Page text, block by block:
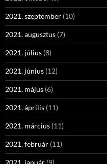
2021. szeptember (10)
2021. augusztus (7)
2021. július (8)
2021. június (12)
2021. május (6)
2021. április (11)
2021. március (11)
2021. február (11)
2021. január (9)